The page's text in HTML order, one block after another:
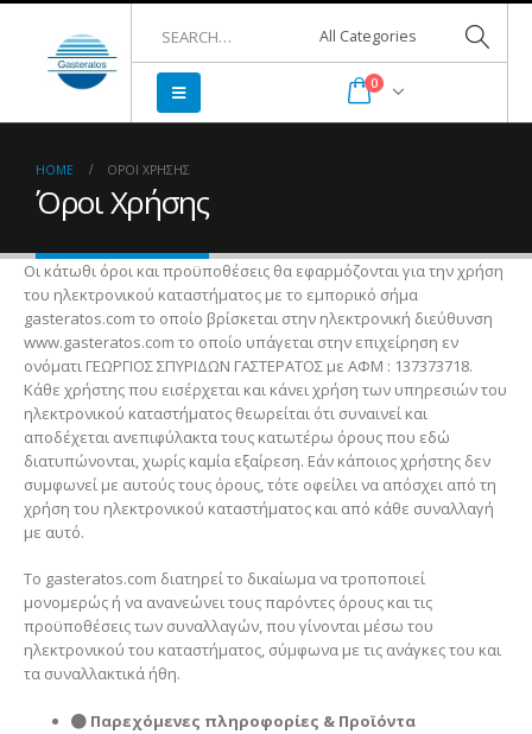
0
HOME ΌΡΟΙ ΧΡΉΣΗΣ
Όροι Χρήσης
Οι κάτωθι όροι και προϋποθέσεις θα εφαρμόζονται για την χρήση
του ηλεκτρονικού καταστήματος με το εμπορικό σήμα
gasteratos.com το οποίο βρίσκεται στην ηλεκτρονική διεύθυνση
www.gasteratos.com το οποίο υπάγεται στην επιχείρηση εν
ονόματι ΓΕΩΡΓΙΟΣ ΣΠΥΡΙΔΩΝ ΓΑΣΤΕΡΑΤΟΣ με ΑΦΜ : 137373718.
Κάθε χρήστης που εισέρχεται και κάνει χρήση των υπηρεσιών του
ηλεκτρονικού καταστήματος θεωρείται ότι συναινεί και
αποδέχεται ανεπιφύλακτα τους κατωτέρω όρους που εδώ
διατυπώνονται, χωρίς καμία εξαίρεση. Εάν κάποιος χρήστης δεν
συμφωνεί με αυτούς τους όρους, τότε οφείλει να απόσχει από τη
χρήση του ηλεκτρονικού καταστήματος και από κάθε συναλλαγή
με αυτό.
Το gasteratos.com διατηρεί το δικαίωμα να τροποποιεί
μονομερώς ή να ανανεώνει τους παρόντες όρους και τις
προϋποθέσεις των συναλλαγών, που γίνονται μέσω του
ηλεκτρονικού του καταστήματος, σύμφωνα με τις ανάγκες του και
τα συναλλακτικά ήθη.
Παρεχόμενες πληροφορίες & Προϊόντα